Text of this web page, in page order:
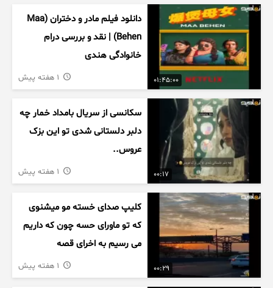
01:45:00
دانلود فیلم مادر و دختران (Maa
Behen) | نقد و بررسی درام
خانوادگی هندی
00:17
سکانسی از سریال بامداد خمار چه
دلبر دلستانی شدی تو این بزک
عروس..
00:29
کلیپ صدای خسته مو میشنوی
که تو ماورای حسه چون که داریم
می رسیم به اخرای قصه